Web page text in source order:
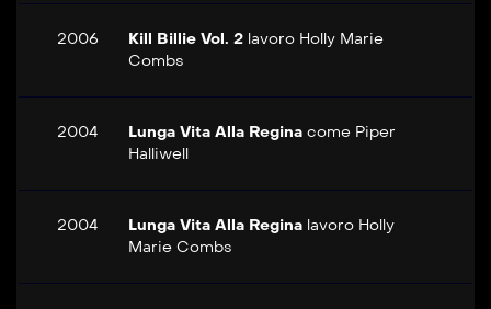
2006 Kill Billie Vol. 2 lavoro Holly Marie
Combs
2004 Lunga Vita Alla Regina come Piper
Halliwell
2004 Lunga Vita Alla Regina lavoro Holly
Marie Combs